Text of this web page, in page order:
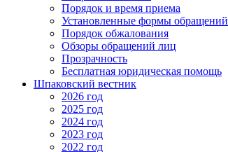
Порядок и время приема
Установленные формы обращений
Порядок обжалования
Обзоры обращений лиц
Прозрачность
Бесплатная юридическая помощь
Шпаковский вестник
2026 год
2025 год
2024 год
2023 год
2022 год